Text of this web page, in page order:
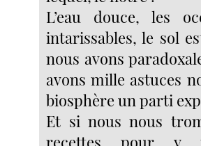
L’eau douce, les
intarissables, le sol
nous avons
avons mille astuces
biosphère un parti
Et si nous nous
recettes pour y